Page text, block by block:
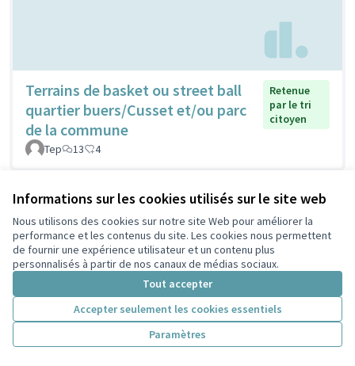
Informations sur les cookies utilisés sur le site web
Nous utilisons des cookies sur notre site Web pour améliorer la
performance et les contenus du site. Les cookies nous permettent
de fournir une expérience utilisateur et un contenu plus
personnalisés à partir de nos canaux de médias sociaux.
Tout accepter
Accepter seulement les cookies essentiels
Paramètres
Terrains de basket ou street ball
quartier buers/Cusset et/ou parc
de la commune
Retenue
par le tri
citoyen
Tep 13 4